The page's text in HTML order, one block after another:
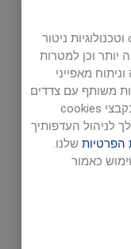
Listenings
Unit 1-page 28
-page 52
לידיעתך, האתר משתמש בקבצי cookies וטכנולוגיות ניטור
יותר וכן למטרות
מאפייני
משותף עם צדדים
שלישיים. למידע נוסף על אופן השימוש בקבצי cookies
לניהול העדפותיך
הפרטיותשלנו.
כאמור